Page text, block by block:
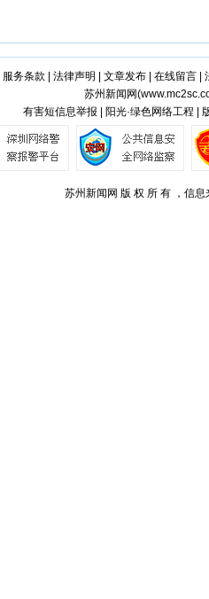
服务条款 法律声明 文章发布| 在线留言|
苏州新闻网(
有害短信息举报 | 阳光·绿色网络工程 |
苏州新闻网 版 权 所 有 ，信